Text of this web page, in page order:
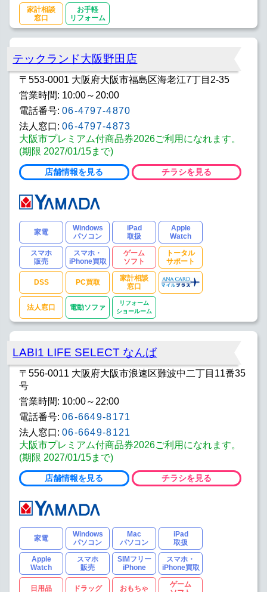
家計相談
窓口
お手軽
リフォーム
テックランド大阪野田店
〒553-0001 大阪府大阪市福島区海老江7丁目2-35
営業時間: 10:00～20:00
電話番号: 06-4797-4870
法人窓口: 06-4797-4873
大阪市プレミアム付商品券2026ご利用になれます。
(期限 2027/01/15まで)
店舗情報を見る チラシを見る
家電
Windows
パソコン
iPad
取扱
Apple
Watch
スマホ
販売
スマホ・
iPhone買取
ゲーム
ソフト
トータル
サポート
DSS PC買取
家計相談
窓口
法人窓口 電動ソファ
リフォーム
ショールーム
LABI1 LIFE SELECT なんば
〒556-0011 大阪府大阪市浪速区難波中二丁目11番35
号
営業時間: 10:00～22:00
電話番号: 06-6649-8171
法人窓口: 06-6649-8121
大阪市プレミアム付商品券2026ご利用になれます。
(期限 2027/01/15まで)
店舗情報を見る チラシを見る
家電
Windows
パソコン
Mac
パソコン
iPad
取扱
Apple
Watch
スマホ
販売
SIMフリー
iPhone
スマホ・
iPhone買取
日用品 ドラッグ おもちゃ
ゲーム